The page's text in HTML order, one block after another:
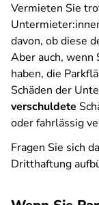
Vermieten Sie
davon, ob diese
Aber auch, wenn
haben, die
Schäden der
verschuldete
oder fahrlässig
Fragen Sie sich
Dritthaftung